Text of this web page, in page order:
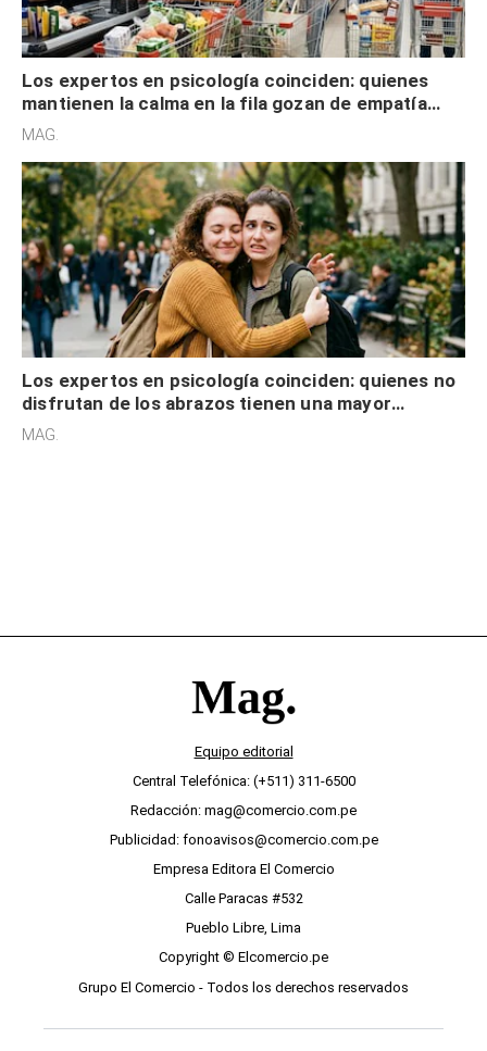
Los expertos en psicología coinciden: quienes
mantienen la calma en la fila gozan de empatía
cognitiva, gratitud y no solo tienen autocontrol
MAG.
Los expertos en psicología coinciden: quienes no
disfrutan de los abrazos tienen una mayor
sensibilidad a los estímulos físicos y no es por
MAG.
Equipo editorial
Central Telefónica: (+511) 311-6500
Redacción: mag@comercio.com.pe
Publicidad: fonoavisos@comercio.com.pe
Empresa Editora El Comercio
Calle Paracas #532
Pueblo Libre, Lima
Copyright © Elcomercio.pe
Grupo El Comercio - Todos los derechos reservados